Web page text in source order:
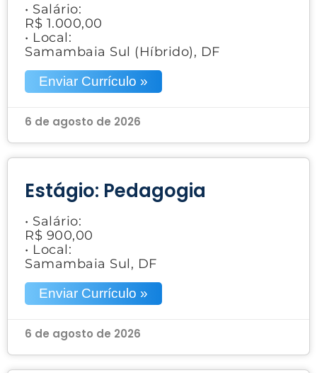
• Salário:
R$ 1.000,00
• Local:
Samambaia Sul (Híbrido), DF
Enviar Currículo »
6 de agosto de 2026
Estágio: Pedagogia
• Salário:
R$ 900,00
• Local:
Samambaia Sul, DF
Enviar Currículo »
6 de agosto de 2026